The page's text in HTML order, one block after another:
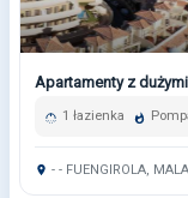
Apartamenty z
1 łazienka
- - FUENGIROLA,